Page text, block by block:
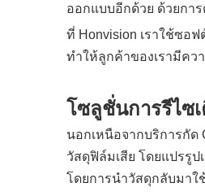
ออกแบบอีกด้วย ด้วยกา
ที่ Honvision เราใช้ซอ
ทำให้ลูกค้าของเรามีคว
โซลูชั่นการรีไซ
นอกเหนือจากบริการกัด
วัสดุฟิล์มเสีย โดยแปรรู
โดยการนำวัสดุกลับมาใ